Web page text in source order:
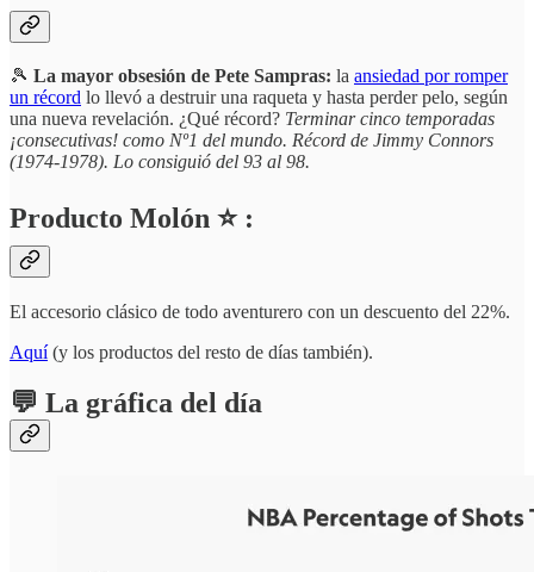
🎾 La mayor obsesión de Pete Sampras: la ansiedad por romper
un récord lo llevó a destruir una raqueta y hasta perder pelo, según
una nueva revelación. ¿Qué récord? Terminar cinco temporadas
¡consecutivas! como Nº1 del mundo. Récord de Jimmy Connors
(1974-1978). Lo consiguió del 93 al 98.
Producto Molón ⭐ :
El accesorio clásico de todo aventurero con un descuento del 22%.
Aquí(y los productos del resto de días también).
💬 La gráfica del día